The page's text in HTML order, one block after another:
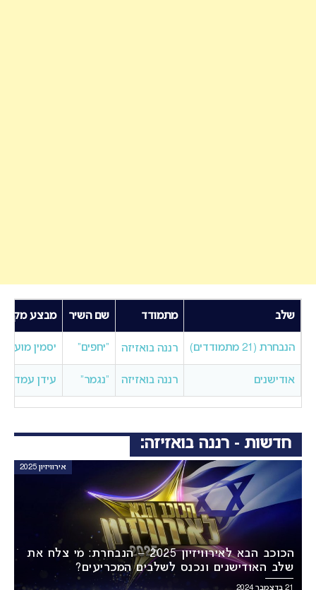
שלב מתמודד שם השיר מבצע מקורי
הנבחרת (21 מתמודדים) רננה בואזיזה “יחפים” יסמין מועלם
אודישנים רננה בואזיזה “נגמר” עידן עמדי
חדשות - רננה בואזיזה:
אירוויזיון 2025
הכוכב הבא לאירוויזיון 2025 – הנבחרת: מי צלח את
שלב האודישנים ונכנס לשלבים המכריעים?
21 בדצמבר 2024